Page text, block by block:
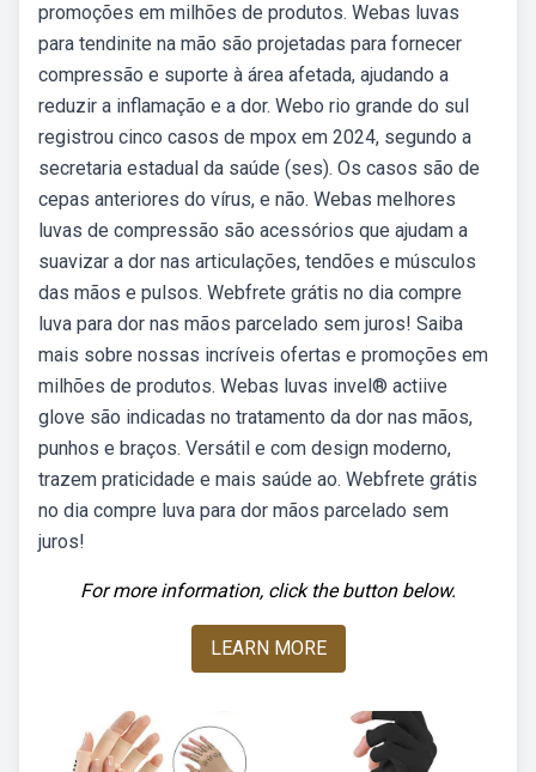
promoções em milhões de produtos. Webas luvas
para tendinite na mão são projetadas para fornecer
compressão e suporte à área afetada, ajudando a
reduzir a inflamação e a dor. Webo rio grande do sul
registrou cinco casos de mpox em 2024, segundo a
secretaria estadual da saúde (ses). Os casos são de
cepas anteriores do vírus, e não. Webas melhores
luvas de compressão são acessórios que ajudam a
suavizar a dor nas articulações, tendões e músculos
das mãos e pulsos. Webfrete grátis no dia compre
luva para dor nas mãos parcelado sem juros! Saiba
mais sobre nossas incríveis ofertas e promoções em
milhões de produtos. Webas luvas invel® actiive
glove são indicadas no tratamento da dor nas mãos,
punhos e braços. Versátil e com design moderno,
trazem praticidade e mais saúde ao. Webfrete grátis
no dia compre luva para dor mãos parcelado sem
juros!
For more information, click the button below.
LEARN MORE